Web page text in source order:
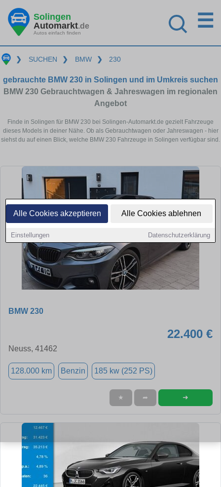
Alle Cookies akzeptieren Alle Cookies ablehnen
Einstellungen Datenschutzerklärung
Solingen
Automarkt.de
Autos einfach finden
☰
❯ SUCHEN ❯ BMW ❯ 230
gebrauchte BMW 230 in Solingen und im Umkreis suchen
BMW 230 Gebrauchtwagen & Jahreswagen im regionalen
Angebot
Finde in Solingen für BMW 230 bei Solingen-Automarkt.de gezielt Fahrzeuge
dieses Models in deiner Nähe. Ob als Gebrauchtwagen oder Jahreswagen - hier
siehst du auf einen Blick, welche BMW 230 Fahrzeuge in Solingen verfügbar sind.
BMW 230
22.400 €
Neuss, 41462
128.000 km Benzin 185 kw (252 PS)
★ ➦ ➜